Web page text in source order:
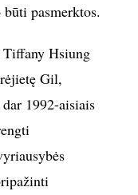
pasmerktos.
Tiffany Hsiung
Gil,
1992-aisiais